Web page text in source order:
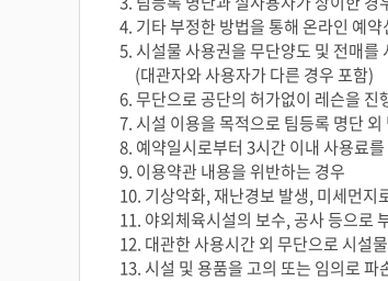
4. 기타 부정한 방법을 통해 온라인 예
5. 시설물 사용권을 무단양도 및 전매를
(대관자와 사용자가 다른 경우 포함)
6. 무단으로 공단의 허가없이 레슨을 진
7. 시설 이용을 목적으로 팀등록 명단
8. 예약일시로부터 3시간 이내 사용료
9. 이용약관 내용을 위반하는 경우
10. 기상악화, 재난경보 발생, 미세먼지
11. 야외체육시설의 보수, 공사 등으로
12. 대관한 사용시간 외 무단으로 시설
13. 시설 및 용품을 고의 또는 임의로 파